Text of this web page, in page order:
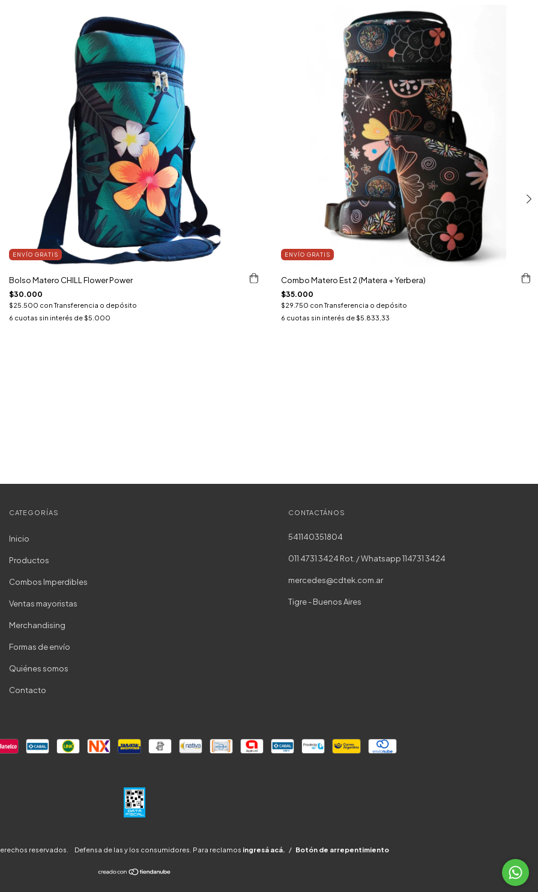
ENVÍO GRATIS
Bolso Matero CHILL Flower Power
$30.000
$25.500 con Transferencia o depósito
6 cuotas sin interés de $5.000
ENVÍO GRATIS
Combo Matero Est 2 (Matera + Yerbera)
$35.000
$29.750 con Transferencia o depósito
6 cuotas sin interés de $5.833,33
CATEGORÍAS
Inicio
Productos
Combos Imperdibles
Ventas mayoristas
Merchandising
Formas de envío
Quiénes somos
Contacto
CONTACTÁNOS
541140351804
011 4731 3424 Rot. / Whatsapp 114731 3424
mercedes@cdtek.com.ar
Tigre - Buenos Aires
reservados. Defensa de las y los consumidores. Para reclamos ingresá acá. / Botón de arrepentimiento